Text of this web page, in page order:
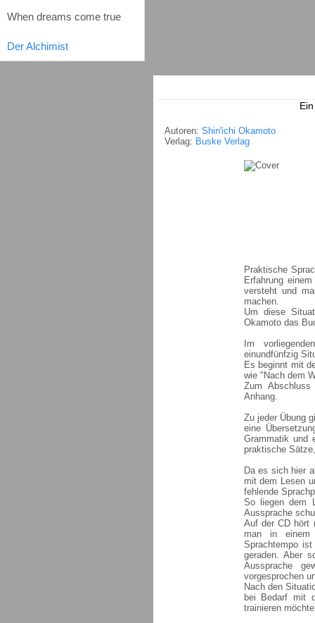
When dreams come true
Der Alchimist
Autoren: Shin'ichi Okamoto
Verlag: Buske Verlag
Praktische
Erfahrung
versteht und
machen.
Um diese
Okamoto das
Im
einundfünfzig
Es beginnt mit
wie "Nach dem
Zum
Anhang.
Zu jeder Übung
eine
Grammatik und
praktische
Da es sich hier
mit dem Lesen
fehlende
So liegen dem
Aussprache
Auf der CD hört
man in einem
Sprachtempo
geraden. Aber
Aussprache
vorgesprochen
Nach den
bei Bedarf mit
trainieren